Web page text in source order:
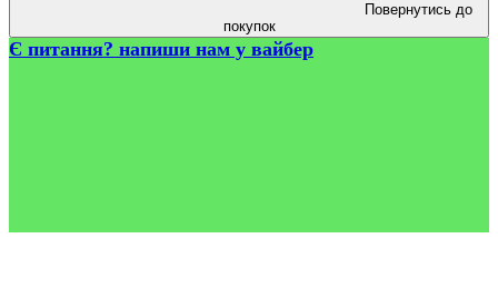
Повернутись до
покупок
Є питання? напиши нам у вайбер